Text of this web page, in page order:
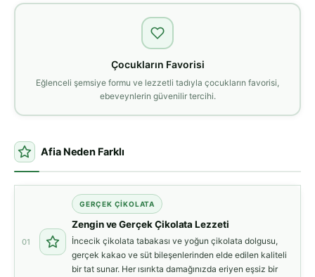
Çocukların Favorisi
Eğlenceli şemsiye formu ve lezzetli tadıyla çocukların favorisi,
ebeveynlerin güvenilir tercihi.
Afia Neden Farklı
01
GERÇEK ÇIKOLATA
Zengin ve Gerçek Çikolata Lezzeti
İncecik çikolata tabakası ve yoğun çikolata dolgusu,
gerçek kakao ve süt bileşenlerinden elde edilen kaliteli
bir tat sunar. Her ısırıkta damağınızda eriyen eşsiz bir